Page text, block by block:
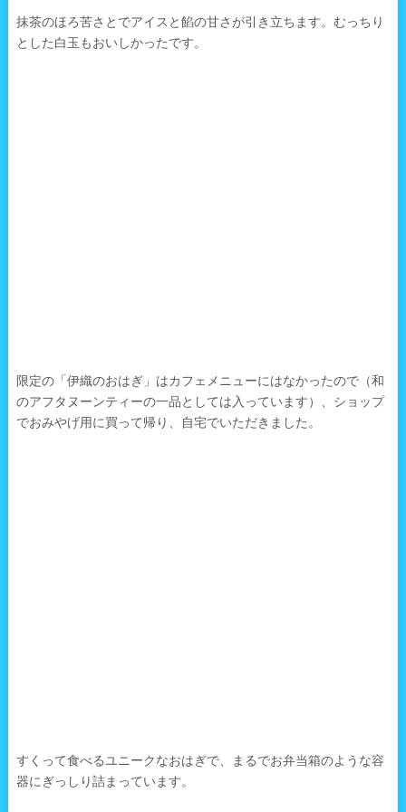
抹茶のほろ苦さとでアイスと餡の甘さが引き立ちます。むっちり
とした白玉もおいしかったです。
限定の「伊織のおはぎ」はカフェメニューにはなかったので（和
のアフタヌーンティーの一品としては入っています）、ショップ
でおみやげ用に買って帰り、自宅でいただきました。
すくって食べるユニークなおはぎで、まるでお弁当箱のような容
器にぎっしり詰まっています。